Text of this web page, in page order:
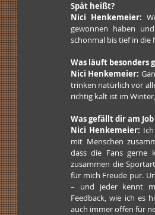
Spät heißt?
Nici Henkemeier:
gewonnen haben
schonmal bis tief in die
Was läuft besonders
Nici Henkemeier:
trinken natürlich vor
richtig kalt ist im
Was gefällt dir am
Nici Henkemeier:
mit Menschen
dass die Fans gerne
zusammen die
für mich Freude pur.
– und jeder kennt
Feedback, wie ich es
auch immer offen für